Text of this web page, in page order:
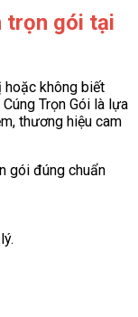
trọn gói tại
hoặc không biết
Trọn Gói là lựa
thương hiệu cam
gói đúng chuẩn